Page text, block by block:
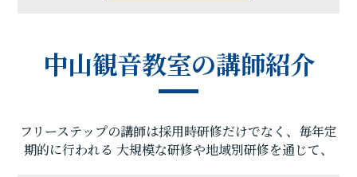
悩みが少しでもございましたら、お気軽にお問い合
わせください。
また、中山観音教室では、塾に通うのが楽しみだと
りを日々心掛けております。
中山観音教室のスタッフ一同、ご来訪を心よりお待
中山観音教室の講師紹介
フリーステップの講師は採用時研修だけでなく、毎年定
期的に行われる 大規模な研修や地域別研修を通じて、